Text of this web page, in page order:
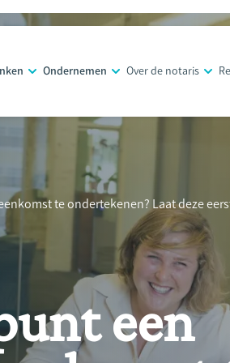
Ondernemen Over de notaris
te ondertekenen? Laat deze
een